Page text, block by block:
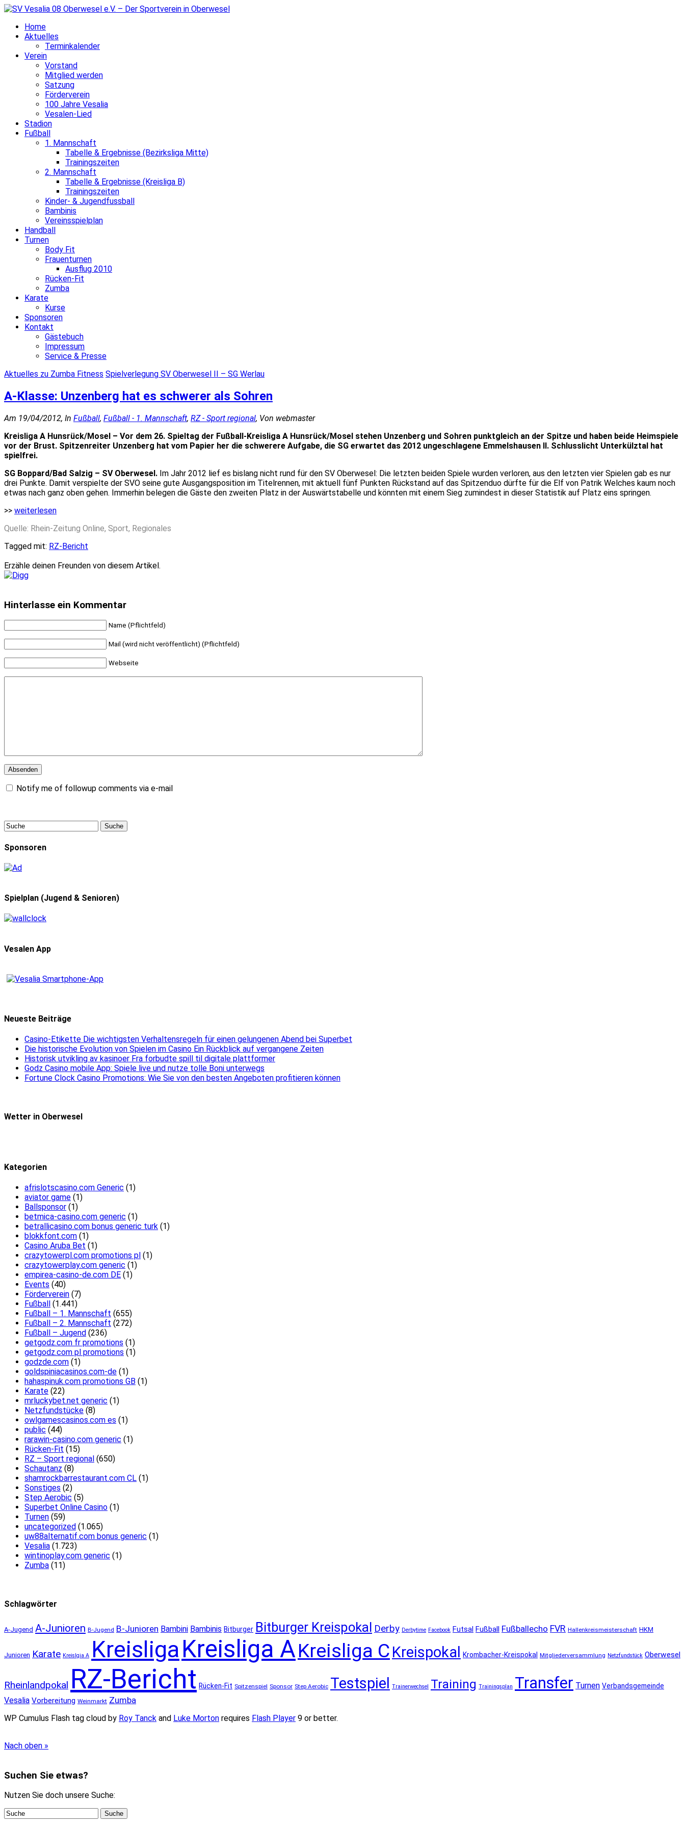
Home
Aktuelles
Terminkalender
Verein
Vorstand
Mitglied werden
Satzung
Förderverein
100 Jahre Vesalia
Vesalen-Lied
Stadion
Fußball
1. Mannschaft
Tabelle & Ergebnisse (Bezirksliga Mitte)
Trainingszeiten
2. Mannschaft
Tabelle & Ergebnisse (Kreisliga B)
Trainingszeiten
Kinder- & Jugendfussball
Bambinis
Vereinsspielplan
Handball
Turnen
Body Fit
Frauenturnen
Ausflug 2010
Rücken-Fit
Zumba
Karate
Kurse
Sponsoren
Kontakt
Gästebuch
Impressum
Service & Presse
Aktuelles zu Zumba Fitness Spielverlegung SV Oberwesel II – SG Werlau
A-Klasse: Unzenberg hat es schwerer als Sohren
Am 19/04/2012, In Fußball, Fußball - 1. Mannschaft, RZ - Sport regional, Von webmaster
Kreisliga A Hunsrück/Mosel – Vor dem 26. Spieltag der Fußball-Kreisliga A Hunsrück/Mosel stehen Unzenberg und Sohren punktgleich an der Spitze und haben beide Heimspiele
vor der Brust. Spitzenreiter Unzenberg hat vom Papier her die schwerere Aufgabe, die SG erwartet das 2012 ungeschlagene Emmelshausen II. Schlusslicht Unterkülztal hat
spielfrei.
SG Boppard/Bad Salzig – SV Oberwesel. Im Jahr 2012 lief es bislang nicht rund für den SV Oberwesel: Die letzten beiden Spiele wurden verloren, aus den letzten vier Spielen gab es nur
drei Punkte. Damit verspielte der SVO seine gute Ausgangsposition im Titelrennen, mit aktuell fünf Punkten Rückstand auf das Spitzenduo dürfte für die Elf von Patrik Welches kaum noch
etwas nach ganz oben gehen. Immerhin belegen die Gäste den zweiten Platz in der Auswärtstabelle und könnten mit einem Sieg zumindest in dieser Statistik auf Platz eins springen.
>> weiterlesen
Quelle: Rhein-Zeitung Online, Sport, Regionales
Tagged mit: RZ-Bericht
Erzähle deinen Freunden von diesem Artikel.
Hinterlasse ein Kommentar
Name (Pflichtfeld)
Mail (wird nicht veröffentlicht) (Pflichtfeld)
Webseite
Notify me of followup comments via e-mail
Sponsoren
Spielplan (Jugend & Senioren)
Vesalen App
Neueste Beiträge
Casino-Etikette Die wichtigsten Verhaltensregeln für einen gelungenen Abend bei Superbet
Die historische Evolution von Spielen im Casino Ein Rückblick auf vergangene Zeiten
Historisk utvikling av kasinoer Fra forbudte spill til digitale plattformer
Godz Casino mobile App: Spiele live und nutze tolle Boni unterwegs
Fortune Clock Casino Promotions: Wie Sie von den besten Angeboten profitieren können
Wetter in Oberwesel
Kategorien
afrislotscasino.com Generic (1)
aviator game (1)
Ballsponsor (1)
betmica-casino.com generic (1)
betrallicasino.com bonus generic turk (1)
blokkfont.com (1)
Casino Aruba Bet (1)
crazytowerpl.com promotions pl (1)
crazytowerplay.com generic (1)
empirea-casino-de.com DE (1)
Events (40)
Förderverein (7)
Fußball
(1.441)
Fußball – 1. Mannschaft (655)
Fußball – 2. Mannschaft (272)
Fußball – Jugend (236)
getgodz.com fr promotions (1)
getgodz.com pl promotions (1)
godzde.com (1)
goldspiniacasinos.com-de (1)
hahaspinuk.com promotions GB (1)
Karate (22)
mrluckybet.net generic (1)
Netzfundstücke (8)
owlgamescasinos.com es (1)
public (44)
rarawin-casino.com generic (1)
Rücken-Fit (15)
RZ – Sport regional (650)
Schautanz (8)
shamrockbarrestaurant.com CL (1)
Sonstiges (2)
Step Aerobic (5)
Superbet Online Casino (1)
Turnen (59)
uncategorized (1.065)
uw88alternatif.com bonus generic (1)
Vesalia (1.723)
wintinoplay.com generic (1)
Zumba (11)
Schlagwörter
A-Jugend A-Junioren B-Jugend B-Junioren Bambini Bambinis Bitburger Bitburger Kreispokal Derby Derbytime Facebook Futsal Fußball Fußballecho FVR Hallenkreismeisterschaft HKM
Junioren Karate Kreislgia A KreisligaKreisliga AKreisliga C Kreispokal Krombacher-Kreispokal Mitgliederversammlung Netzfundstück Oberwesel
Rheinlandpokal RZ-Bericht Rücken-Fit Spitzenspiel Sponsor Step Aerobic Testspiel Trainerwechsel Training Trainingsplan Transfer Turnen Verbandsgemeinde
Vesalia Vorbereitung Weinmarkt Zumba
WP Cumulus Flash tag cloud by Roy Tanck and Luke Morton requires Flash Player 9 or better.
Nach oben »
Suchen Sie etwas?
Nutzen Sie doch unsere Suche: